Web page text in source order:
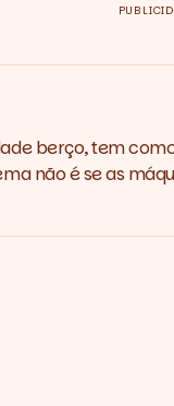
berço, tem
não é se as